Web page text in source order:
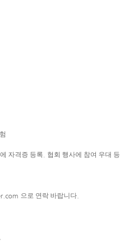
자격증 등록 협회 행사에 참여 우대 등
으로 연락 바랍니다